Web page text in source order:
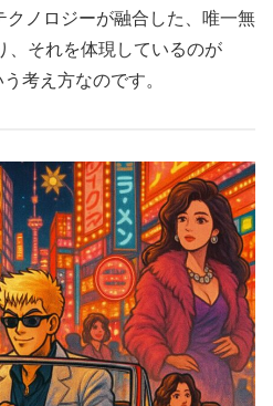
クノロジーが融合した、唯一無
、それを体現しているのが
考え方なのです。